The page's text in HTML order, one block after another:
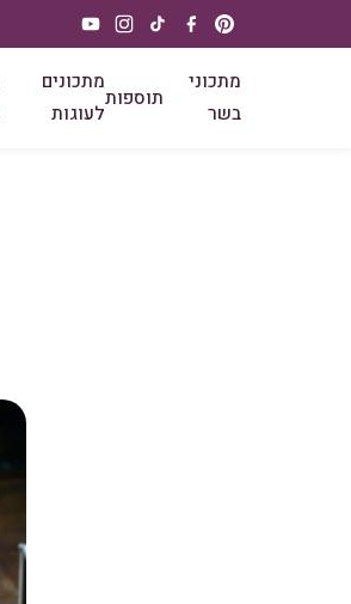
מתכוני
בשר
תוספות
מתכונים
לעוגות